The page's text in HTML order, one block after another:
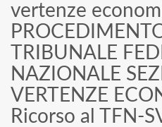
vertenze
TRIBUNALE
NAZIONALE
VERTENZE
Ricorso al TFN-